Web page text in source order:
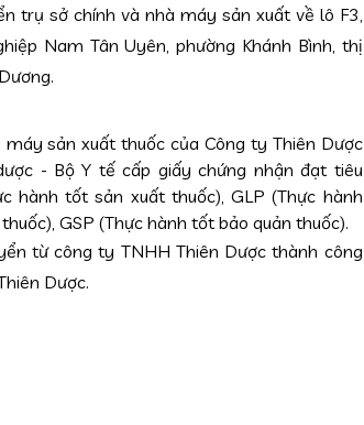
trụ sở chính và nhà máy sản xuất về lô F3,
Nam Tân Uyên, phường Khánh Bình, thị
sản xuất thuốc của Công ty Thiên Dược
- Bộ Y tế cấp giấy chứng nhận đạt tiêu
hành tốt sản xuất thuốc), GLP (Thực hành
GSP (Thực hành tốt bảo quản thuốc).
từ công ty TNHH Thiên Dược thành công
Dược.